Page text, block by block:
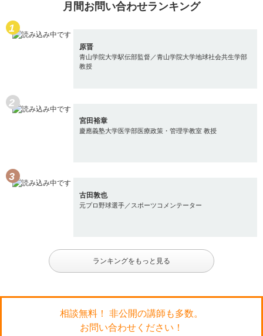
月間お問い合わせランキング
原晋
青山学院大学駅伝部監督／青山学院大学地球社会共生学部
教授
宮田裕章
慶應義塾大学医学部医療政策・管理学教室 教授
古田敦也
元プロ野球選手／スポーツコメンテーター
ランキングをもっと見る
相談無料！ 非公開の講師も多数。
お問い合わせください！